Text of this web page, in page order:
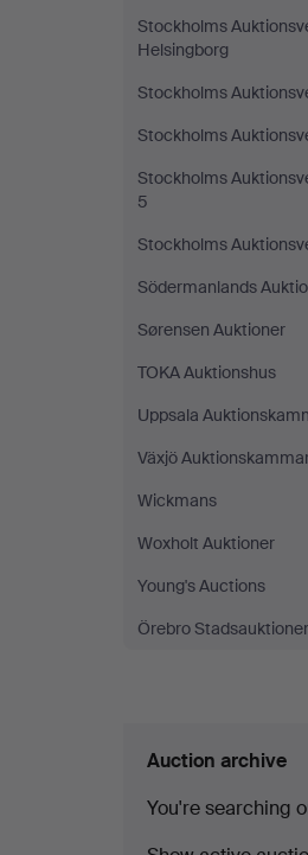
Stockholms
Helsingborg
Stockholms
Stockholms
Stockholms
5
Stockholms
Södermanlands
Sørensen Auktioner
TOKA Auktionshus
Uppsala
Växjö
Wickmans
Woxholt Auktioner
Young's Auctions
Örebro Stadsauktioner
Auction archive
You're searching